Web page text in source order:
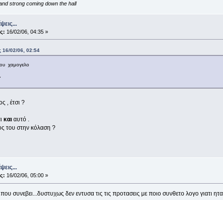
strong coming down the hall
16/02/06, 04:35 »
16/02/06, 02:54
χαμογελο
, έτσι ?
και αυτό .
του στην κόλαση ?
16/02/06, 05:00 »
συνεβει...δυστυχως δεν εντυσα τις τις προτασεις με ποιο συνθετο λογο γιατι